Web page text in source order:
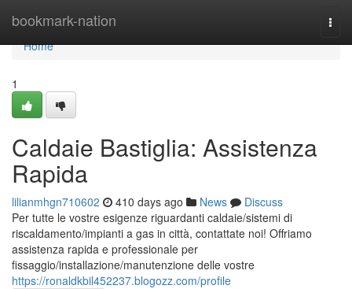
bookmark-nation
Home
Home
1
Caldaie Bastiglia: Assistenza
Rapida
lilianmhgn710602 410 days ago News
Discuss
Per tutte le vostre esigenze riguardanti caldaie/sistemi di
riscaldamento/impianti a gas in città, contattate noi! Offriamo
assistenza rapida e professionale per
fissaggio/installazione/manutenzione delle vostre
https://ronaldkbil452237.blogozz.com/profile